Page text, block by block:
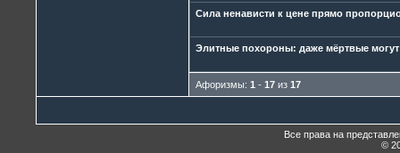
Сила ненависти к цене прямо
Элитные похороны: даже мёртвые
Афоризмы: 1 - 17 из 17
Все права на
©